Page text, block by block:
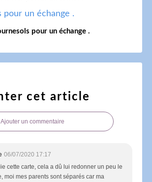
pour un échange .
cet article
Ajouter un commentaire
06/07/2020 17:17
cette carte, cela a dû lui redonner un peu le
moi mes parents sont séparés car ma